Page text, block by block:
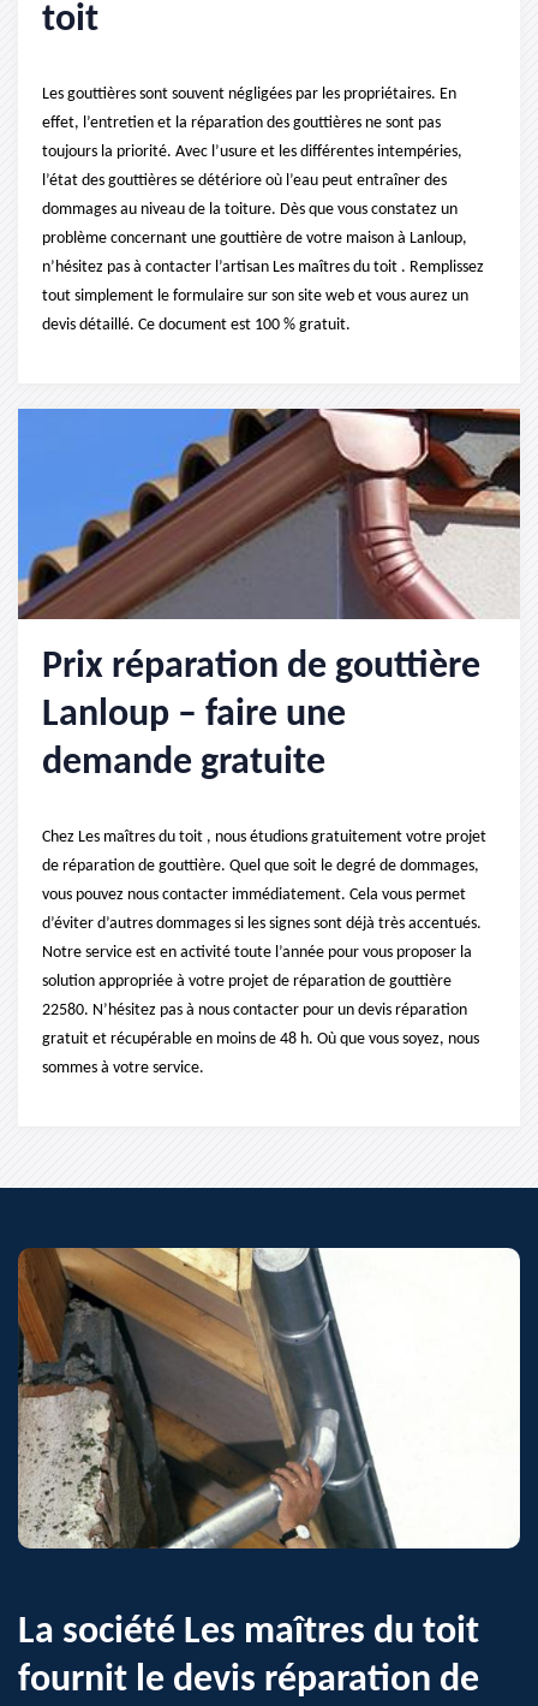
toit
Les gouttières sont souvent négligées par les propriétaires. En
effet, l’entretien et la réparation des gouttières ne sont pas
toujours la priorité. Avec l’usure et les différentes intempéries,
l’état des gouttières se détériore où l’eau peut entraîner des
dommages au niveau de la toiture. Dès que vous constatez un
problème concernant une gouttière de votre maison à Lanloup,
n’hésitez pas à contacter l’artisan Les maîtres du toit . Remplissez
tout simplement le formulaire sur son site web et vous aurez un
devis détaillé. Ce document est 100 % gratuit.
Prix réparation de gouttière
Lanloup – faire une
demande gratuite
Chez Les maîtres du toit , nous étudions gratuitement votre projet
de réparation de gouttière. Quel que soit le degré de dommages,
vous pouvez nous contacter immédiatement. Cela vous permet
d’éviter d’autres dommages si les signes sont déjà très accentués.
Notre service est en activité toute l’année pour vous proposer la
solution appropriée à votre projet de réparation de gouttière
22580. N’hésitez pas à nous contacter pour un devis réparation
gratuit et récupérable en moins de 48 h. Où que vous soyez, nous
sommes à votre service.
La société Les maîtres du toit
fournit le devis réparation de